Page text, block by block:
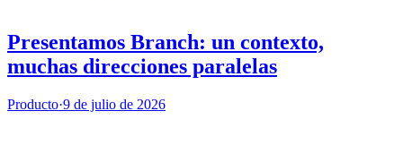
Presentamos Branch: un contexto,
muchas direcciones paralelas
Producto·9 de julio de 2026